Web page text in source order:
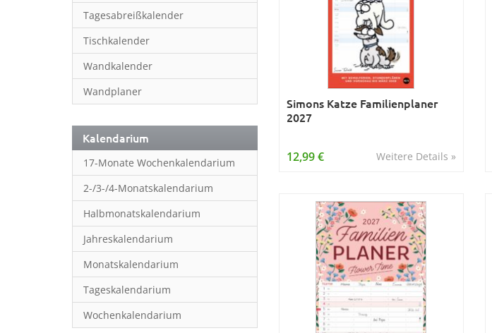
Tagesabreißkalender
Tischkalender
Wandkalender
Wandplaner
Kalendarium
17-Monate Wochenkalendarium
2-/3-/4-Monatskalendarium
Halbmonatskalendarium
Jahreskalendarium
Monatskalendarium
Tageskalendarium
Wochenkalendarium
Simons Katze Familienplaner
2027
Weitere Details »
12,99 €